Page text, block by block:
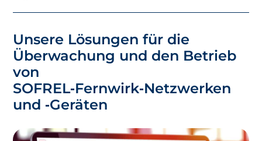
Unsere Lösungen für die
Überwachung und den Betrieb
von
SOFREL‑Fernwirk‑Netzwerken
und ‑Geräten